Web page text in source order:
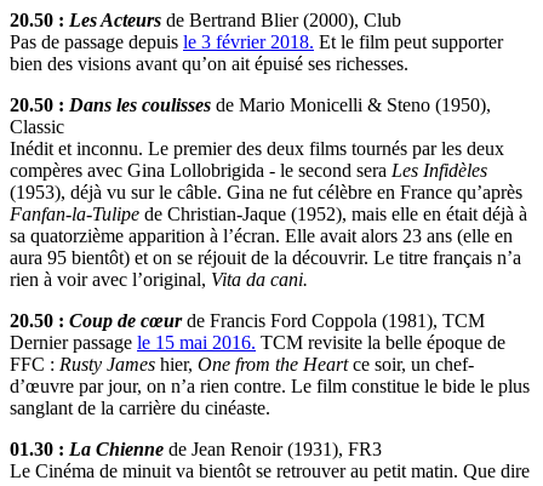
20.50 : Les Acteurs de Bertrand Blier (2000), Club
Pas de passage depuis le 3 février 2018. Et le film peut supporter
bien des visions avant qu’on ait épuisé ses richesses.
20.50 : Dans les coulisses de Mario Monicelli & Steno (1950),
Classic
Inédit et inconnu. Le premier des deux films tournés par les deux
compères avec Gina Lollobrigida - le second sera Les Infidèles
(1953), déjà vu sur le câble. Gina ne fut célèbre en France qu’après
Fanfan-la-Tulipe de Christian-Jaque (1952), mais elle en était déjà à
sa quatorzième apparition à l’écran. Elle avait alors 23 ans (elle en
aura 95 bientôt) et on se réjouit de la découvrir. Le titre français n’a
rien à voir avec l’original, Vita da cani.
20.50 : Coup de cœur de Francis Ford Coppola (1981), TCM
Dernier passage le 15 mai 2016. TCM revisite la belle époque de
FFC : Rusty James hier, One from the Heartce soir, un chef-
d’œuvre par jour, on n’a rien contre. Le film constitue le bide le plus
sanglant de la carrière du cinéaste.
01.30 : La Chienne de Jean Renoir (1931), FR3
Le Cinéma de minuit va bientôt se retrouver au petit matin. Que dire